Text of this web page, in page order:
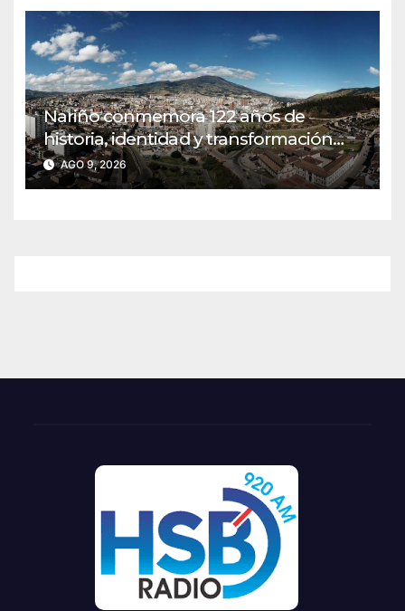
Nariño conmemora 122 años de
historia, identidad y transformación
regional
AGO 9, 2026